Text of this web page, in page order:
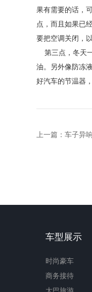
果有需要的话，
点，而且如果已
要把空调关闭，
第三点，冬天
油。另外像防冻
好汽车的节温器
上一篇： 车子异
车型展示
时尚豪车
商务接待